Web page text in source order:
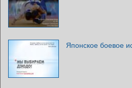
Японское боевое